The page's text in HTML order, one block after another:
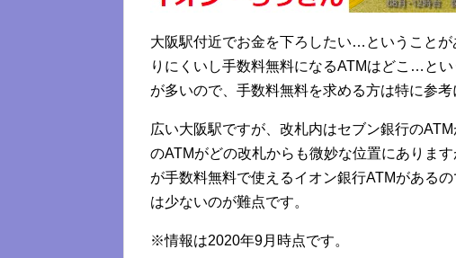
大阪駅付近でお金を下ろしたい…ということ
りにくいし手数料無料になるATMはどこ…と
が多いので、手数料無料を求める方は特に参考
広い大阪駅ですが、改札内はセブン銀行の
のATMがどの改札からも微妙な位置にありま
が手数料無料で使えるイオン銀行ATMがある
は少ないのが難点です。
※情報は2020年9月時点です。